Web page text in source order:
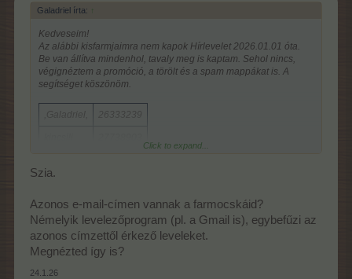
Galadriel írta: ↑
Kedveseim!
Az alábbi kisfarmjaimra nem kapok Hírlevelet 2026.01.01 óta.
Be van állítva mindenhol, tavaly meg is kaptam. Sehol nincs,
végignéztem a promóció, a törölt és a spam mappákat is. A
segítséget köszönöm.
,Galadriel, 26333239
Click to expand...
Szia.
Azonos e-mail-címen vannak a farmocskáid?
Némelyik levelezőprogram (pl. a Gmail is), egybefűzi az
azonos címzettől érkező leveleket.
Megnézted így is?
24.1.26